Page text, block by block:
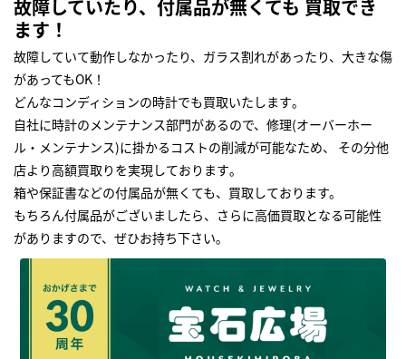
故障していたり、付属品が無くても 買取でき
ます！
故障していて動作しなかったり、ガラス割れがあったり、大きな傷
があってもOK！
どんなコンディションの時計でも買取いたします｡
自社に時計のメンテナンス部門があるので、修理(オーバーホー
ル・メンテナンス)に掛かるコストの削減が可能なため、 その分他
店より高額買取りを実現しております｡
箱や保証書などの付属品が無くても、買取しております。
もちろん付属品がございましたら、さらに高価買取となる可能性
がありますので、ぜひお持ち下さい｡